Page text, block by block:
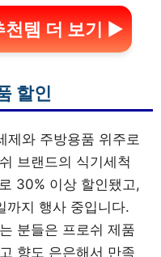
천템 더 보기 ▶
할인
제와 주방용품 위주로
브랜드의 식기세척
30% 이상 할인됐고,
까지 행사 중입니다.
분들은 프로쉬 제품
향도 은은해서 만족